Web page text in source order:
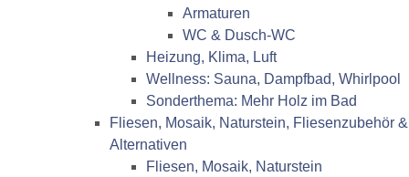
Armaturen
WC & Dusch-WC
Heizung, Klima, Luft
Wellness: Sauna, Dampfbad, Whirlpool
Sonderthema: Mehr Holz im Bad
Fliesen, Mosaik, Naturstein, Fliesenzubehör &
Alternativen
Fliesen, Mosaik, Naturstein